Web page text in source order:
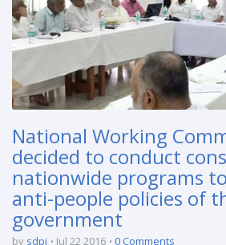
National Working
decided to conduct
nationwide programs
anti-people policies of
government
by sdpi Jul 22 2016 0 Comments